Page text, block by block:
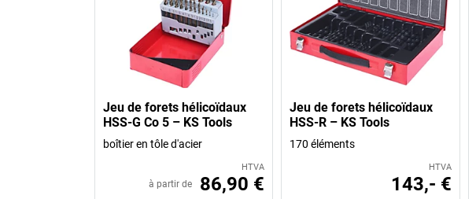
Jeu de forets hélicoïdaux
HSS-G Co 5 – KS Tools
boîtier en tôle d'acier
HTVA
à partir de 86,90 €
Jeu de forets hélicoïdaux
HSS-R – KS Tools
170 éléments
HTVA
143,- €